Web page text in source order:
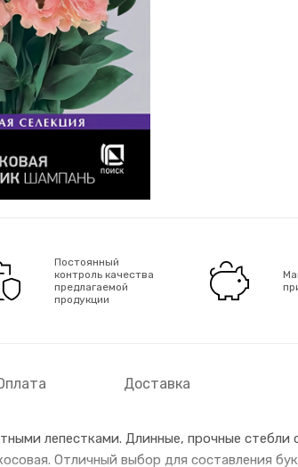
Постоянный
контроль качества
предлагаемой
продукции
Доставка
лепестками. Длинные, прочные стебли
Отличный выбор для составления